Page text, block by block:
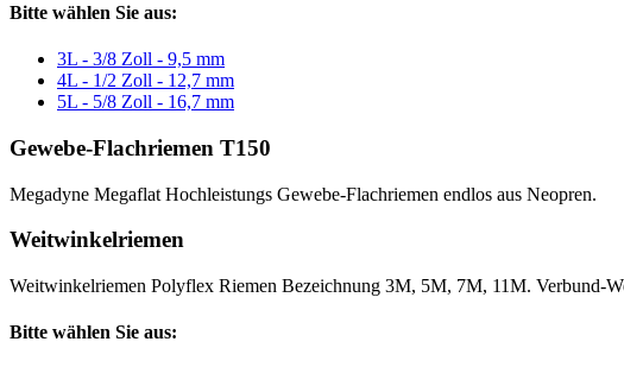
Bitte wählen Sie aus:
3L - 3/8 Zoll - 9,5 mm
4L - 1/2 Zoll - 12,7 mm
5L - 5/8 Zoll - 16,7 mm
Gewebe-Flachriemen T150
Megadyne Megaflat Hochleistungs Gewebe-Flachriemen endlos aus Neopren.
Weitwinkelriemen
Weitwinkelriemen Polyflex Riemen Bezeichnung 3M, 5M, 7M, 11M. Verbund-
Bitte wählen Sie aus: